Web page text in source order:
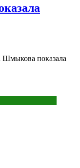
Шмыкова показала